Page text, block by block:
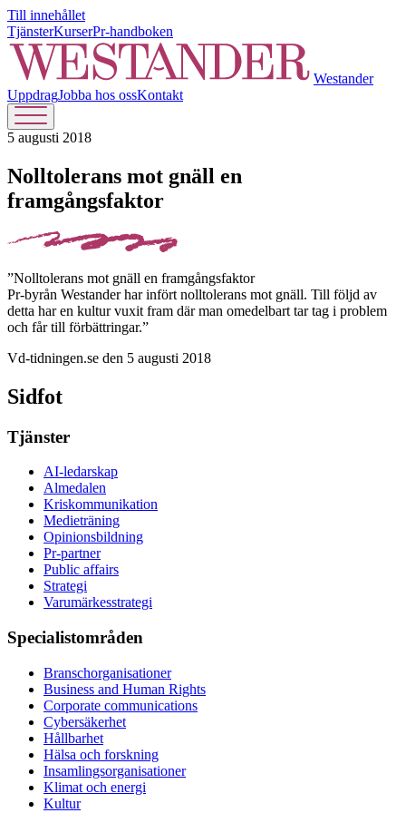
Till innehållet
TjänsterKurserPr-handboken
Westander
UppdragJobba hos ossKontakt
5 augusti 2018
Nolltolerans mot gnäll en
framgångsfaktor
”Nolltolerans mot gnäll en framgångsfaktor
Pr-byrån Westander har infört nolltolerans mot gnäll. Till följd av
detta har en kultur vuxit fram där man omedelbart tar tag i problem
och får till förbättringar.”
Vd-tidningen.se den 5 augusti 2018
Sidfot
Tjänster
AI-ledarskap
Almedalen
Kris­kommunikation
Medieträning
Opinionsbildning
Pr-partner
Public affairs
Strategi
Varumärkesstrategi
Specialistområden
Branschorganisationer
Business and Human Rights
Corporate communications
Cybersäkerhet
Hållbarhet
Hälsa och forskning
Insamlingsorganisationer
Klimat och energi
Kultur